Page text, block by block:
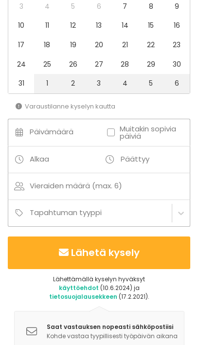
3 4 5 6 7 8
9
10
11 12 13 14 15
16
17
18 19 20 21 22
23
24
25 26 27 28 29
30
31
1 2 3 4 5 6
Varaustilanne kyselyn kautta
Päivämäärä Muitakin sopivia
päiviä
Alkaa Päättyy
Vieraiden määrä (max. 6)
Tapahtuman tyyppi
Lähetä kysely
Lähettämällä kyselyn hyväksyt
käyttöehdot (10.6.2024) ja
tietosuojalausekkeen (17.2.2021).
Saat vastauksen nopeasti sähköpostiisi
Kohde vastaa tyypillisesti työpäivän aikana